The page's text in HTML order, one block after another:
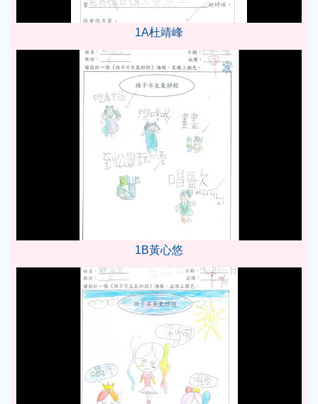
1A杜靖峰
1B黃心悠